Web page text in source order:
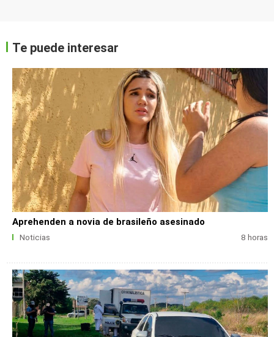
Te puede interesar
Aprehenden a novia de brasileño asesinado
Noticias 8 horas